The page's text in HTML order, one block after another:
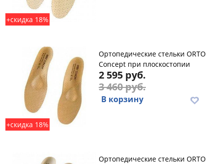
+скидка 18%
+скидка 18%
Ортопедические стельки ORTO
Concept при плоскостопии
2 595 руб.
3 460 руб.
В корзину
Ортопедические cтельки ORTO